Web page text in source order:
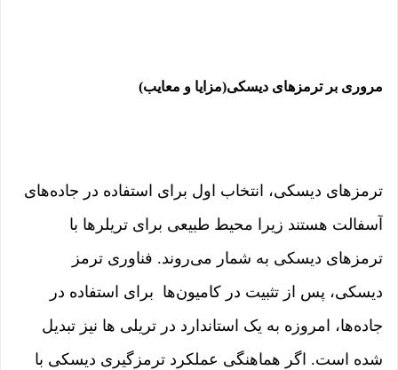
مروری بر ترمزهای دیسکی(مزایا و معایب)
ترمزهای دیسکی، انتخاب اول برای استفاده در جاده‌های
آسفالت هستند زیرا محیط طبیعی برای تریلرها با
ترمزهای دیسکی به شمار می‌روند. فناوری ترمز
دیسکی، پس از تثبیت در کامیون‌ها برای استفاده در
جاده‌ها، امروزه به یک استاندارد در تریلی ها نیز تبدیل
شده است. اگر هماهنگی عملکرد ترمزگیری دیسکی با